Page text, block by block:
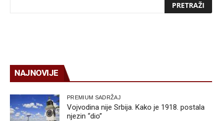
NAJNOVIJE
PREMIUM SADRŽAJ
Vojvodina nije Srbija. Kako je 1918. postala
njezin “dio”